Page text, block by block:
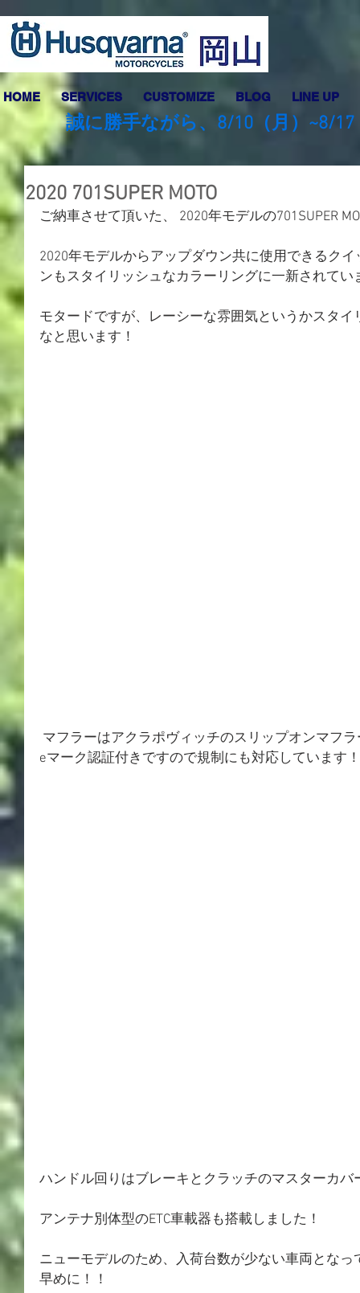
HOME SERVICES CUSTOMIZE BLOG LINE UP
誠に勝手ながら、8/10（月）~8/
2020 701SUPER MOTO
ご納車させて頂いた、 2020年モデルの701SUPER
2020年モデルからアップダウン共に使用できるク
ンもスタイリッシュなカラーリングに一新されてい
モタードですが、レーシーな雰囲気というかスタ
なと思います！
マフラーはアクラポヴィッチのスリップオンマフ
eマーク認証付きですので規制にも対応しています！
ハンドル回りはブレーキとクラッチのマスターカバ
アンテナ別体型のETC車載器も搭載しました！
ニューモデルのため、入荷台数が少ない車両とな
早めに！！